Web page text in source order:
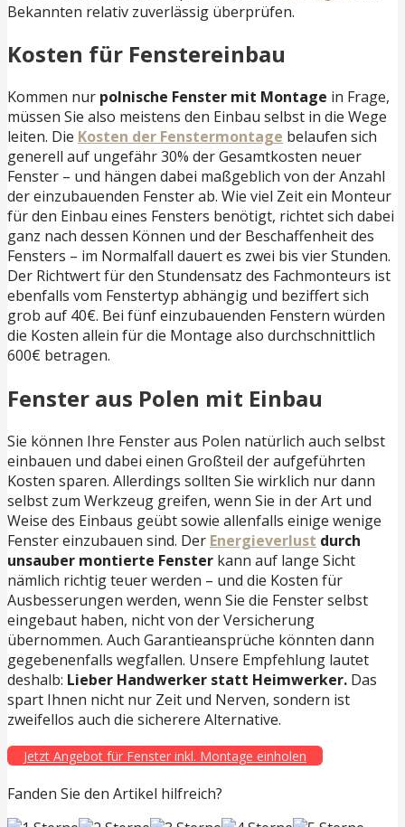
Bekannten relativ zuverlässig überprüfen.
Kosten für Fenstereinbau
Kommen nur polnische Fenster mit Montage in Frage,
müssen Sie also meistens den Einbau selbst in die Wege
leiten. Die Kosten der Fenstermontage belaufen sich
generell auf ungefähr 30% der Gesamtkosten neuer
Fenster – und hängen dabei maßgeblich von der Anzahl
der einzubauenden Fenster ab. Wie viel Zeit ein Monteur
für den Einbau eines Fensters benötigt, richtet sich dabei
ganz nach dessen Können und der Beschaffenheit des
Fensters – im Normalfall dauert es zwei bis vier Stunden.
Der Richtwert für den Stundensatz des Fachmonteurs ist
ebenfalls vom Fenstertyp abhängig und beziffert sich
grob auf 40€. Bei fünf einzubauenden Fenstern würden
die Kosten allein für die Montage also durchschnittlich
600€ betragen.
Fenster aus Polen mit Einbau
Sie können Ihre Fenster aus Polen natürlich auch selbst
einbauen und dabei einen Großteil der aufgeführten
Kosten sparen. Allerdings sollten Sie wirklich nur dann
selbst zum Werkzeug greifen, wenn Sie in der Art und
Weise des Einbaus geübt sowie allenfalls einige wenige
Fenster einzubauen sind. Der Energieverlust durch
unsauber montierte Fenster kann auf lange Sicht
nämlich richtig teuer werden – und die Kosten für
Ausbesserungen werden, wenn Sie die Fenster selbst
eingebaut haben, nicht von der Versicherung
übernommen. Auch Garantieansprüche könnten dann
gegebenenfalls wegfallen. Unsere Empfehlung lautet
deshalb: Lieber Handwerker statt Heimwerker. Das
spart Ihnen nicht nur Zeit und Nerven, sondern ist
zweifellos auch die sicherere Alternative.
Jetzt Angebot für Fenster inkl. Montage einholen
Fanden Sie den Artikel hilfreich?